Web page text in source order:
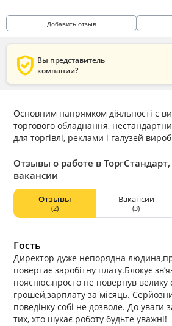
Добавить отзыв
verified_user Вы представитель
компании?
Основним напрямком діяльності є
торгового обладнання,
для торгівлі, реклами і галузей
Отзывы о работе в
вакансии
Отзывы
(2)
Вакансии
(3)
Гость
Директор дуже непорядна
повертає заробітну плату.Блокує
пояснює,просто не повернув велику
грошей,зарплату за місяць.
поведінку собі не дозволе. До уваги
тих, хто шукає роботу будьте уважні!